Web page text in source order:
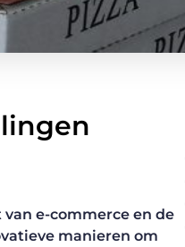
e-commerce en de
manieren om